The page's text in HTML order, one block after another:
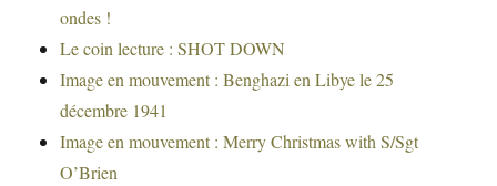
ondes !
Le coin lecture : SHOT DOWN
Image en mouvement : Benghazi en Libye le 25
décembre 1941
Image en mouvement : Merry Christmas with S/Sgt
O’Brien